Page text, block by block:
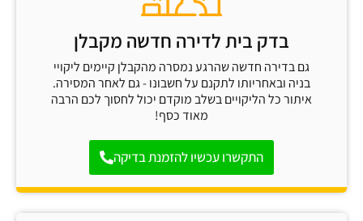
בדק בית לדירה חדשה מקבלן
גם בדירה חדשה שהרגע נמסרה מהקבלן קיימים ליקויי
בניה ובאחריותו לתקנם על חשבונו - גם לאחר המסירה.
איתור כל הליקויים בשלב מוקדם יכול לחסוך לכם הרבה
מאוד כסף!
התקשרו עכשיו להזמנת בדיקה